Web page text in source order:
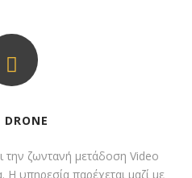
DRONE
την ζωντανή μετάδοση Video
υπηρεσία παρέχεται μαζί με